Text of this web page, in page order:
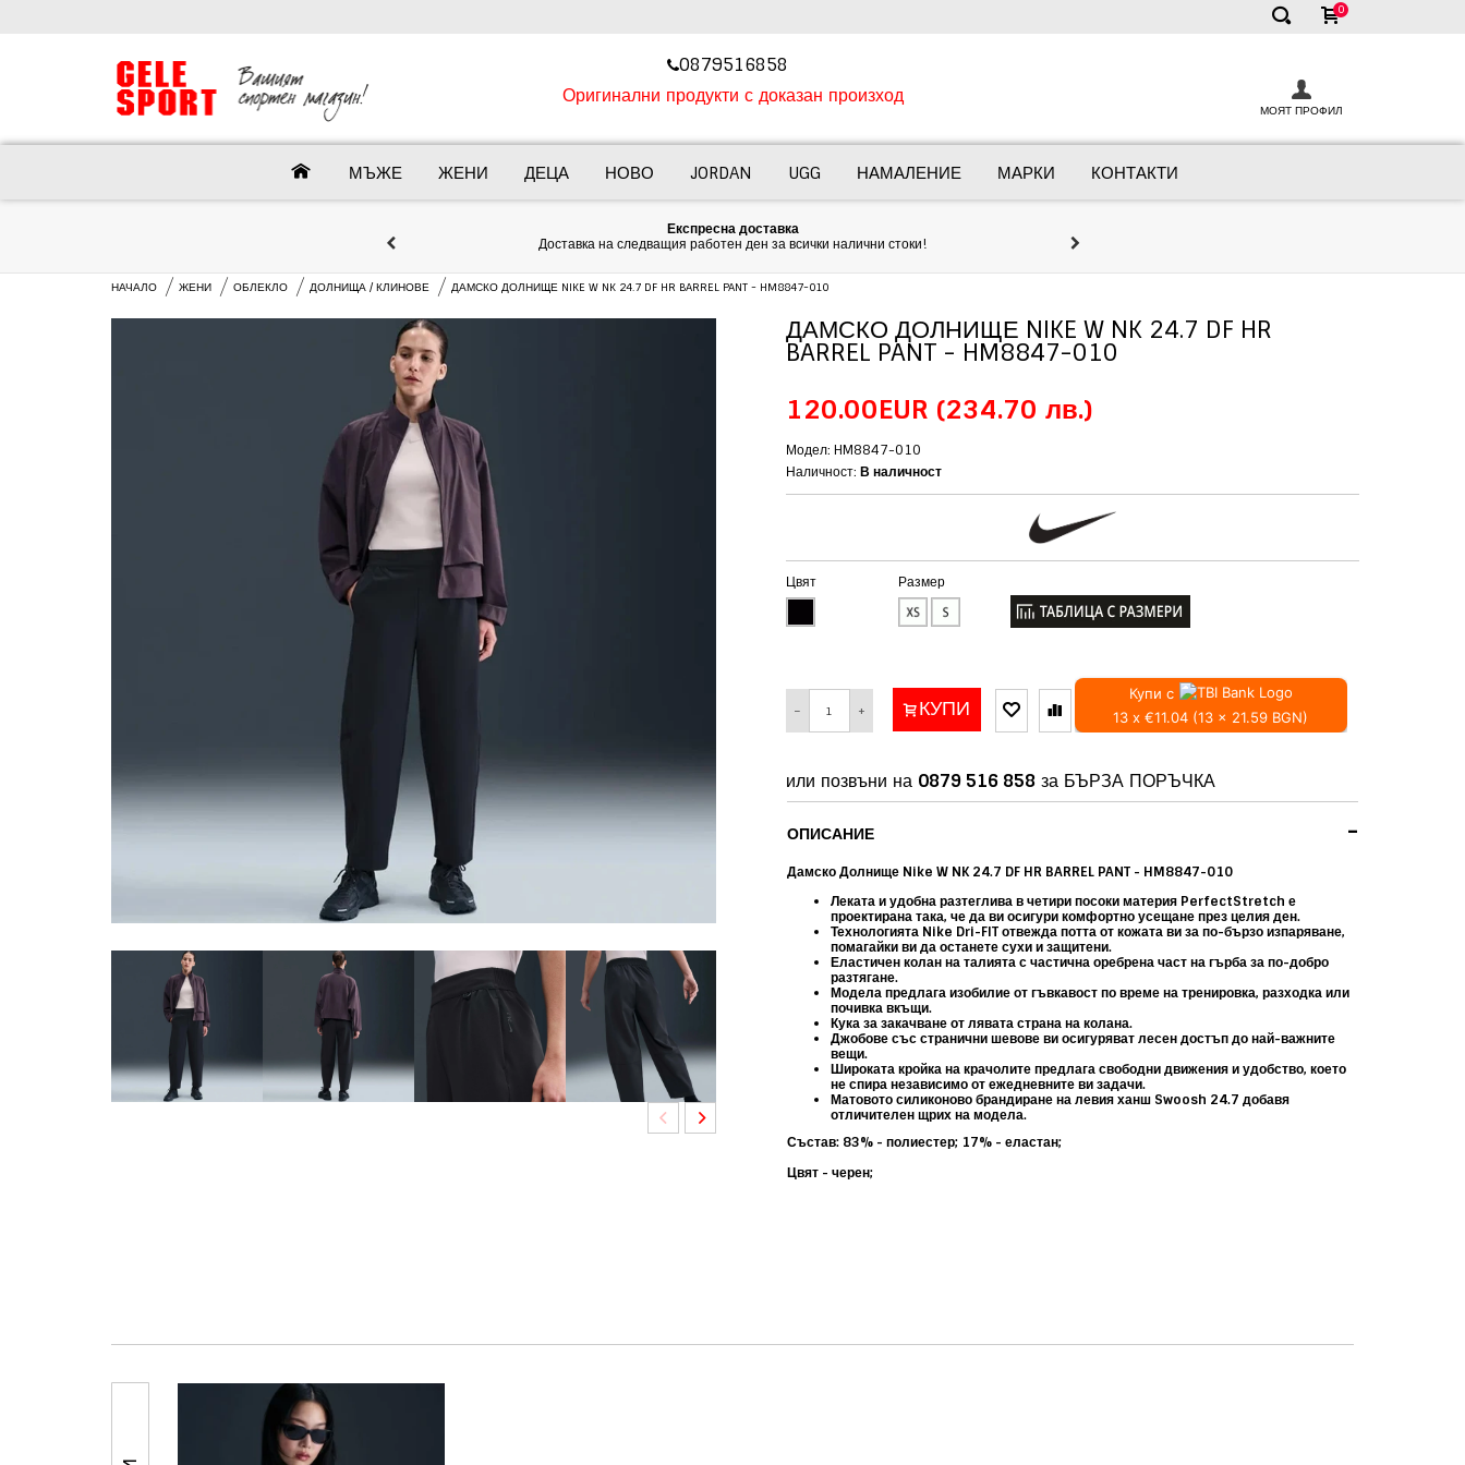
✕
0
‎0879516858
Оригинални продукти с доказан произход
МОЯТ ПРОФИЛ
МЪЖЕ ЖЕНИ ДЕЦА НОВО JORDAN UGG НАМАЛЕНИЕ МАРКИ КОНТАКТИ
Експресна доставка
Доставка на следващия работен ден за всички налични стоки!
НАЧАЛО ЖЕНИ ОБЛЕКЛО ДОЛНИЩА / КЛИНОВЕ ДАМСКО ДОЛНИЩЕ NIKE W NK 24.7 DF HR BARREL PANT - HM8847-010
ДАМСКО ДОЛНИЩЕ NIKE W NK 24.7 DF HR
BARREL PANT - HM8847-010
120.00EUR (234.70 лв.)
Модел: HM8847-010
Наличност: В наличност
Цвят Размер
− + КУПИ
Купи с
13 x €11.04 (13 x 21.59 BGN)
или позвъни на 0879 516 858за БЪРЗА ПОРЪЧКА
-
ОПИСАНИЕ
Дамско Долнище Nike W NK 24.7 DF HR BARREL PANT - HM8847-010
Леката и удобна разтеглива в четири посоки материя PerfectStretch е
проектирана така, че да ви осигури комфортно усещане през целия ден.
Технологията Nike Dri-FIT отвежда потта от кожата ви за по-бързо изпаряване,
помагайки ви да останете сухи и защитени.
Еластичен колан на талията с частична оребрена част на гърба за по-добро
разтягане.
Модела предлага изобилие от гъвкавост по време на тренировка, разходка или
почивка вкъщи.
Кука за закачване от лявата страна на колана.
Джобове със странични шевове ви осигуряват лесен достъп до най-важните
вещи.
Широката кройка на крачолите предлага свободни движения и удобство, което
не спира независимо от ежедневните ви задачи.
Матовото силиконово брандиране на левия ханш Swoosh 24.7 добавя
отличителен щрих на модела.
Състав: 83% - полиестер; 17% - еластан;
Цвят - черен;